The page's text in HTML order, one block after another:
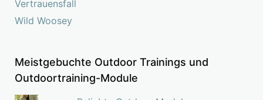
Vertrauensfall
Wild Woosey
Meistgebuchte Outdoor Trainings und
Outdoortraining-Module